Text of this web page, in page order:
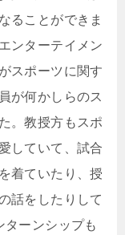
ることができま
ンターテイメン
スポーツに関す
が何かしらのス
。教授方もスポ
していて、試合
着ていたり、授
話をしたりして
ターンシップも